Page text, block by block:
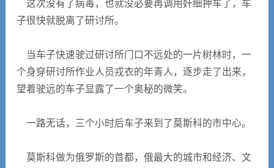
这次没有了病毒，也就没必要再调用奸细押车了，车
子很快就脱离了研讨所。
当车子快速驶过研讨所门口不远处的一片树林时，一
个身穿研讨所作业人员戎衣的年青人，逐步走了出来，
望着驶远的车子显露了一个奥秘的微笑。
一路无话，三个小时后车子来到了莫斯科的市中心。
莫斯科做为俄罗斯的首都，俄最大的城市和经济、文